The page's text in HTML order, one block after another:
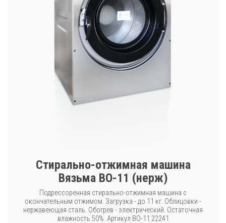
Стирально-отжимная машина
Вязьма ВО-11 (нерж)
Подрессоренная стирально-отжимная машина с
окончательным отжимом. Загрузка - до 11 кг. Облицовки -
нержавеющая сталь. Обогрев - электрический. Остаточная
влажность 50%. Артикул ВО-11.22241